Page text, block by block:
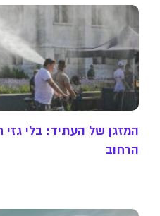
המזגן של העתיד: בלי
הרחוב